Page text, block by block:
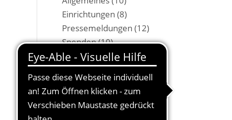
Einrichtungen (8)
Pressemeldungen (12)
Spenden(10)
Veranstaltungen(2)
Weblinks(2)
SEITE EMPFEHLEN